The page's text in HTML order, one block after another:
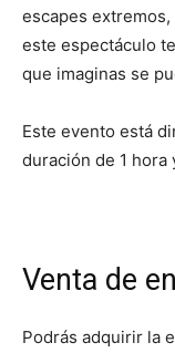
escapes
este espectáculo
que imaginas se
Este evento está
duración de 1 hora
Venta de
Podrás adquirir la